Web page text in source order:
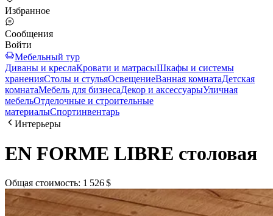
Избранное
Сообщения
Войти
Мебельный тур
Диваны и креслаКровати и матрасыШкафы и системы
храненияСтолы и стульяОсвещениеВанная комнатаДетская
комнатаМебель для бизнесаДекор и аксессуарыУличная
мебельОтделочные и строительные
материалыСпортинвентарь
Интерьеры
EN FORME LIBRE столовая
Общая стоимость: 1 526 $